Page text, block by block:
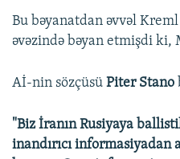
Bu bəyanatdan əvvəl
əvəzində bəyan etmişdi ki,
Aİ-nin sözçüsüPiter Stano
"Biz İranın Rusiyaya
inandırıcı